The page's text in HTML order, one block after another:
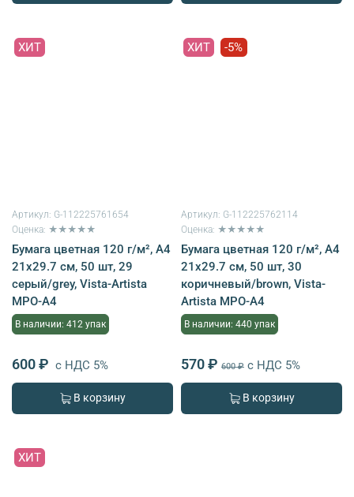
ХИТ
Артикул: G-112225761654
Оценка: ★★★★★
Бумага цветная 120 г/м², A4
21х29.7 см, 50 шт, 29
серый/grey, Vista-Artista
MPO-A4
В наличии: 412 упак
600 ₽ с НДС 5%
В корзину
ХИТ -5%
Артикул: G-112225762114
Оценка: ★★★★★
Бумага цветная 120 г/м², A4
21х29.7 см, 50 шт, 30
коричневый/brown, Vista-
Artista MPO-A4
В наличии: 440 упак
570 ₽ 600 ₽ с НДС 5%
В корзину
ХИТ